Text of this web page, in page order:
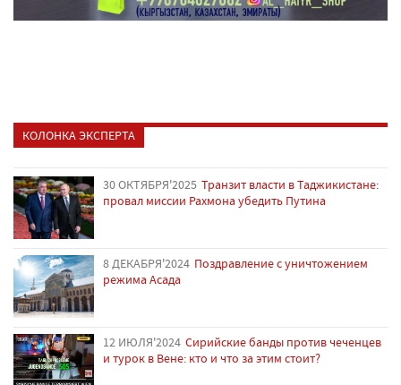
КОЛОНКА ЭКСПЕРТА
30 ОКТЯБРЯ'2025 Транзит власти в Таджикистане:
провал миссии Рахмона убедить Путина
8 ДЕКАБРЯ'2024 Поздравление с уничтожением
режима Асада
12 ИЮЛЯ'2024 Сирийские банды против чеченцев
и турок в Вене: кто и что за этим стоит?